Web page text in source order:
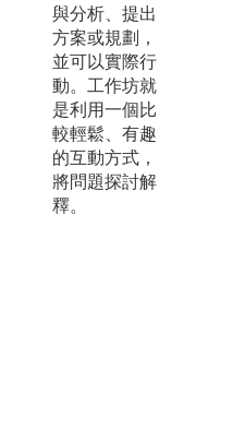
人的自主探索
能力。
圖解:自主學習
版權:銘傳雲端
相簿/李偉哲攝
與分析、提出
方案或規劃，
並可以實際行
動。工作坊就
是利用一個比
較輕鬆、有趣
的互動方式，
將問題探討解
釋。